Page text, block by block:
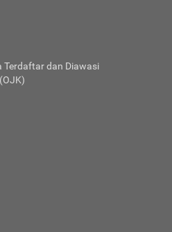
Terdaftar dan Diawasi